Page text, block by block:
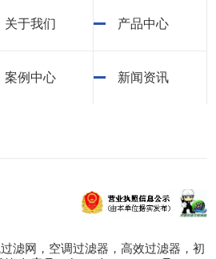
关于我们 产品中心
案例中心 新闻资讯
滤网，空调过滤器，高效过滤器，初